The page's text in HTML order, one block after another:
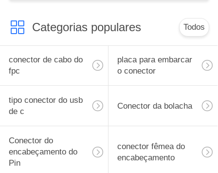
Categorias populares Todos
conector de cabo do
fpc
placa para embarcar
o conector
tipo conector do usb
de c
Conector da bolacha
Conector do
encabeçamento do
Pin
conector fêmea do
encabeçamento